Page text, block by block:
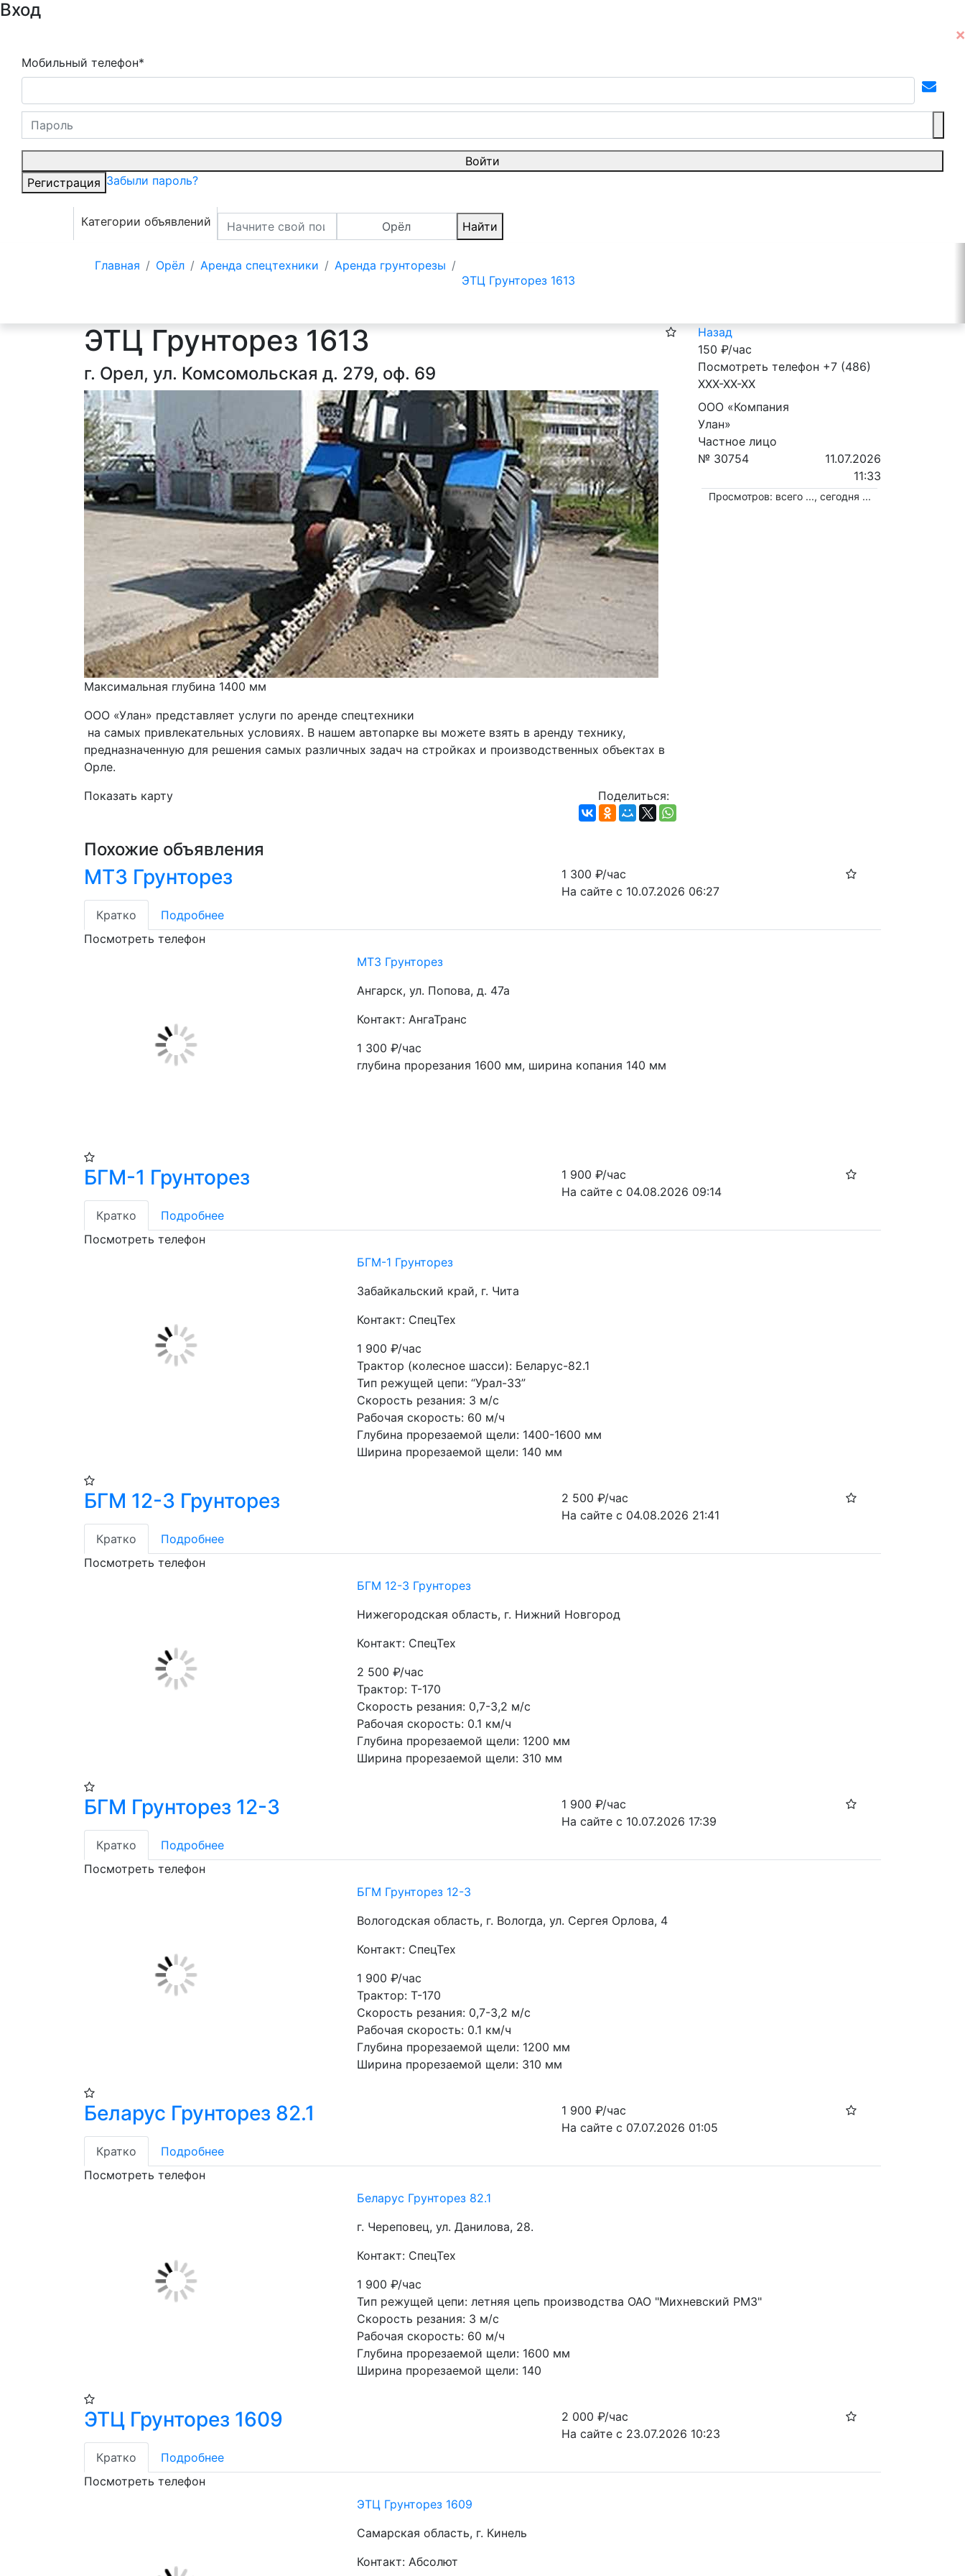
Вход
Мобильный телефон*
Войти
Регистрация Забыли пароль?
Категории объявлений Орёл Найти
Главная Орёл Аренда спецтехники
Аренда грунторезы
ЭТЦ Грунторез 1613
ЭТЦ Грунторез 1613
г. Орел, ул. Комсомольская д. 279, оф. 69
Максимальная глубина 1400 мм
ООО «Улан» представляет услуги по аренде спецтехники
предназначенную для решения самых различных задач на стройках и производственных объектах в
Орле.
Показать карту
Поделиться:
Назад
150 ₽/час
Посмотреть телефон +7 (486)
XXX-XX-XX
ООО «Компания
Улан»
Частное лицо
№ 30754
11.07.2026
11:33
Просмотров: всего ..., сегодня ...
Похожие объявления
МТЗ Грунторез 1 300 ₽/час
На сайте с 10.07.2026 06:27
Кратко
Подробнее
Посмотреть телефон
МТЗ Грунторез
Ангарск, ул. Попова, д. 47а
Контакт: АнгаТранс
1 300 ₽/час
глубина прорезания 1600 мм, ширина копания 140 мм
БГМ-1 Грунторез 1 900 ₽/час
На сайте с 04.08.2026 09:14
Кратко
Подробнее
Посмотреть телефон
БГМ-1 Грунторез
Забайкальский край, г. Чита
Контакт: СпецТех
1 900 ₽/час
Трактор (колесное шасси): Беларус-82.1
Тип режущей цепи: “Урал-33”
Скорость резания: 3 м/с
Рабочая скорость: 60 м/ч
Глубина прорезаемой щели: 1400-1600 мм
Ширина прорезаемой щели: 140 мм
БГМ 12-3 Грунторез 2 500 ₽/час
На сайте с 04.08.2026 21:41
Кратко
Подробнее
Посмотреть телефон
БГМ 12-3 Грунторез
Нижегородская область, г. Нижний Новгород
Контакт: СпецТех
2 500 ₽/час
Трактор: Т-170
Скорость резания: 0,7-3,2 м/с
Рабочая скорость: 0.1 км/ч
Глубина прорезаемой щели: 1200 мм
Ширина прорезаемой щели: 310 мм
БГМ Грунторез 12-3 1 900 ₽/час
На сайте с 10.07.2026 17:39
Кратко
Подробнее
Посмотреть телефон
БГМ Грунторез 12-3
Вологодская область, г. Вологда, ул. Сергея Орлова, 4
Контакт: СпецТех
1 900 ₽/час
Трактор: Т-170
Скорость резания: 0,7-3,2 м/с
Рабочая скорость: 0.1 км/ч
Глубина прорезаемой щели: 1200 мм
Ширина прорезаемой щели: 310 мм
Беларус Грунторез 82.1 1 900 ₽/час
На сайте с 07.07.2026 01:05
Кратко
Подробнее
Посмотреть телефон
Беларус Грунторез 82.1
г. Череповец, ул. Данилова, 28.
Контакт: СпецТех
1 900 ₽/час
Тип режущей цепи: летняя цепь производства ОАО "Михневский РМЗ"
Скорость резания: 3 м/с
Рабочая скорость: 60 м/ч
Глубина прорезаемой щели: 1600 мм
Ширина прорезаемой щели: 140
ЭТЦ Грунторез 1609 2 000 ₽/час
На сайте с 23.07.2026 10:23
Кратко
Подробнее
Посмотреть телефон
ЭТЦ Грунторез 1609
Самарская область, г. Кинель
Контакт: Абсолют